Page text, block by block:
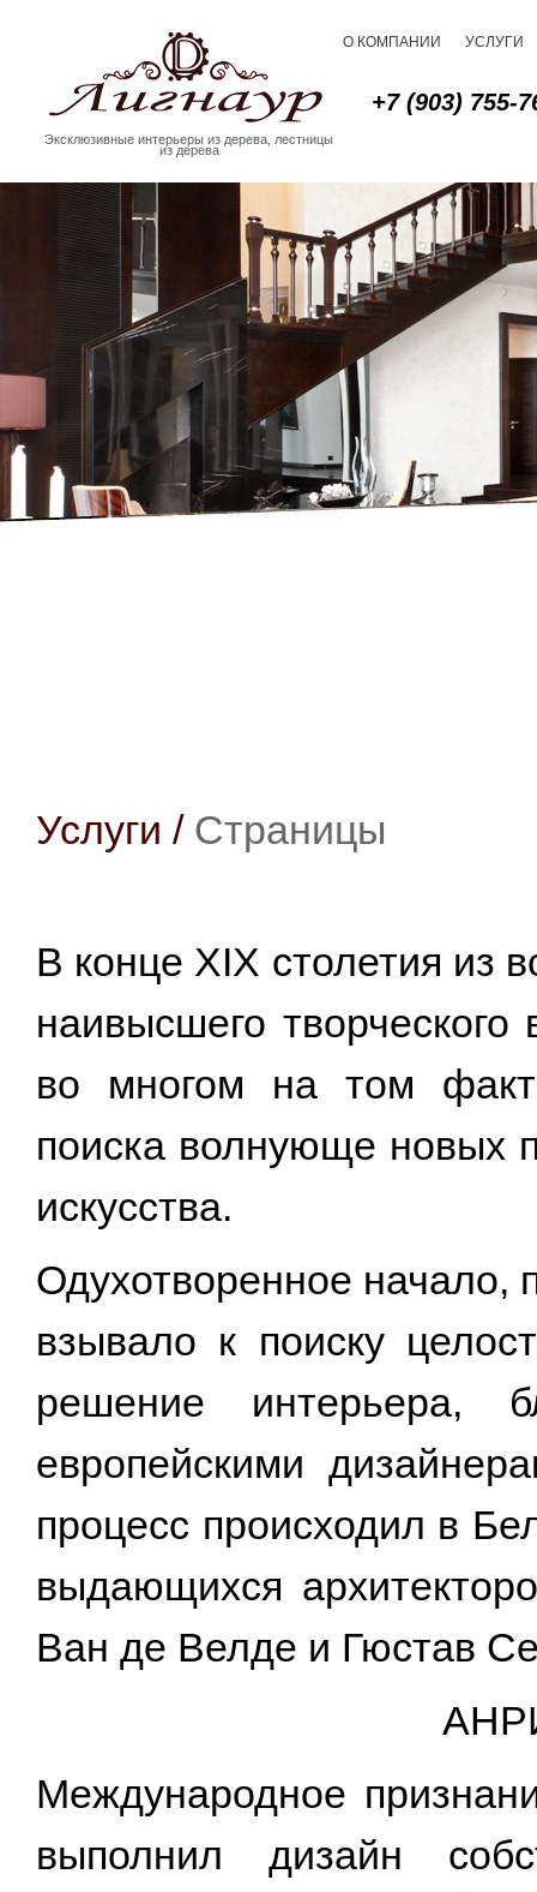
О КОМПАНИИ УСЛУГИ
+7 (903) 755-
Эксклюзивные интерьеры из дерева, лестницы
из дерева
Услуги / Страницы
В конце XIX столетия из
наивысшего
во многом на том
поиска волнующе новых
искусства.
Одухотворенное начало,
взывало к поиску
решение интерьера,
европейскими
процесс происходил в
выдающихся
Ван де Велде и Гюстав
Международное
выполнил дизайн